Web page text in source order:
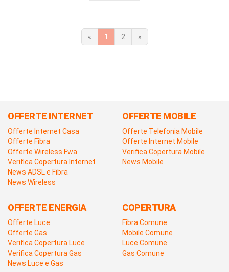
« 1 2 »
OFFERTE INTERNET
Offerte Internet Casa
Offerte Fibra
Offerte Wireless Fwa
Verifica Copertura Internet
News ADSL e Fibra
News Wireless
OFFERTE MOBILE
Offerte Telefonia Mobile
Offerte Internet Mobile
Verifica Copertura Mobile
News Mobile
OFFERTE ENERGIA
Offerte Luce
Offerte Gas
Verifica Copertura Luce
Verifica Copertura Gas
News Luce e Gas
COPERTURA
Fibra Comune
Mobile Comune
Luce Comune
Gas Comune